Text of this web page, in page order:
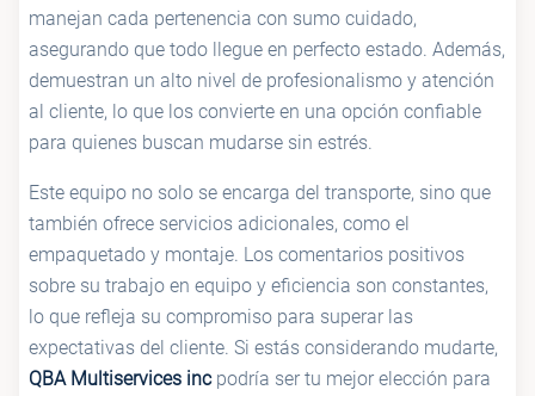
manejan cada pertenencia con sumo cuidado,
asegurando que todo llegue en perfecto estado. Además,
demuestran un alto nivel de profesionalismo y atención
al cliente, lo que los convierte en una opción confiable
para quienes buscan mudarse sin estrés.
Este equipo no solo se encarga del transporte, sino que
también ofrece servicios adicionales, como el
empaquetado y montaje. Los comentarios positivos
sobre su trabajo en equipo y eficiencia son constantes,
lo que refleja su compromiso para superar las
expectativas del cliente. Si estás considerando mudarte,
QBA Multiservices incpodría ser tu mejor elección para